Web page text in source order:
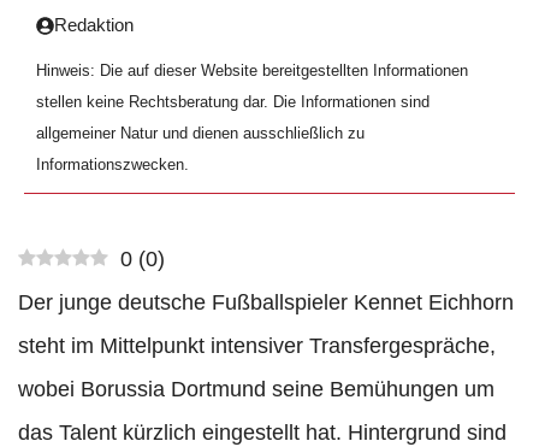
Redaktion
Hinweis: Die auf dieser Website bereitgestellten Informationen
stellen keine Rechtsberatung dar. Die Informationen sind
allgemeiner Natur und dienen ausschließlich zu
Informationszwecken.
0 (0)
Der junge deutsche Fußballspieler Kennet Eichhorn
steht im Mittelpunkt intensiver Transfergespräche,
wobei Borussia Dortmund seine Bemühungen um
das Talent kürzlich eingestellt hat. Hintergrund sind